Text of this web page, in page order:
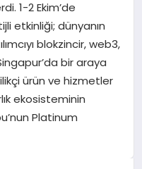
1-2 Ekim’de
etkinliği; dünyanın
blokzincir, web3,
bir araya
ürün ve hizmetler
ekosisteminin
Platinum